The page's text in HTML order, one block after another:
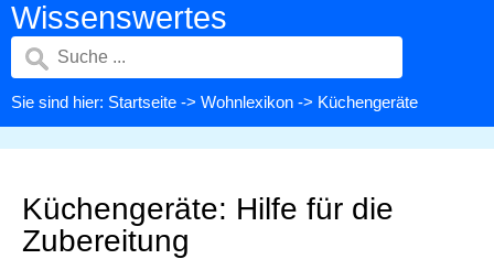
Wissenswertes
Sie sind hier: Startseite -> Wohnlexikon -> Küchengeräte
Küchengeräte: Hilfe für die
Zubereitung